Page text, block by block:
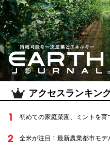
アクセスランキン
初めての家庭菜園、ミントを
全米が注目！最新農業都市モ